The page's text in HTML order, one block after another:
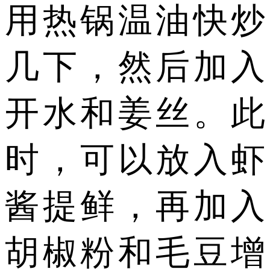
用热锅温油快炒
几下，然后加入
开水和姜丝。此
时，可以放入虾
酱提鲜，再加入
胡椒粉和毛豆增